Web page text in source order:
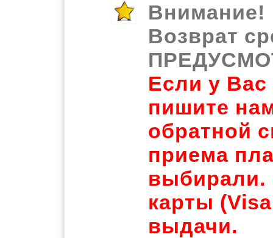
Внимание!
Возврат
Если у Вас
пишите
обратной
приема
выбирали.
карты
выдачи.